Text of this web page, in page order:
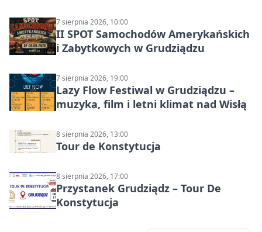
7 sierpnia 2026, 10:00
II SPOT Samochodów Amerykańskich
i Zabytkowych w Grudziądzu
7 sierpnia 2026, 19:00
Lazy Flow Festiwal w Grudziądzu –
muzyka, film i letni klimat nad Wisłą
8 sierpnia 2026, 13:00
Tour de Konstytucja
8 sierpnia 2026, 17:00
Przystanek Grudziądz – Tour De
Konstytucja